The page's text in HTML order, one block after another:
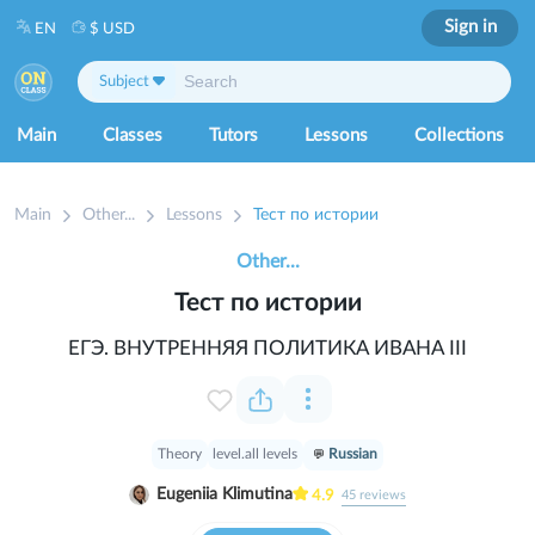
Main Classes Tutors Lessons Collections
Subject
EN $ USD Sign in
Main Other... Lessons Тест по истории
Тест по истории
Theory level.all levels Russian
ЕГЭ. ВНУТРЕННЯЯ ПОЛИТИКА ИВАНА III
Eugeniia Klimutina 4.9 45 reviews
Other...